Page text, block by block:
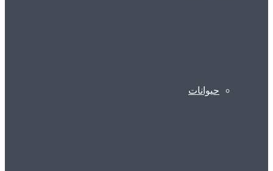
حیوانات